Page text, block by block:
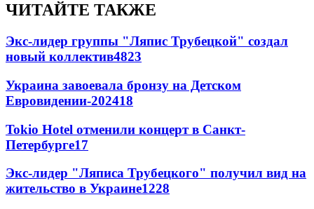
ЧИТАЙТЕ ТАКЖЕ
Экс-лидер группы "Ляпис Трубецкой" создал
новый коллектив4823
Украина завоевала бронзу на Детском
Евровидении-202418
Tokio Hotel отменили концерт в Санкт-
Петербурге17
Экс-лидер "Ляписа Трубецкого" получил вид на
жительство в Украине1228